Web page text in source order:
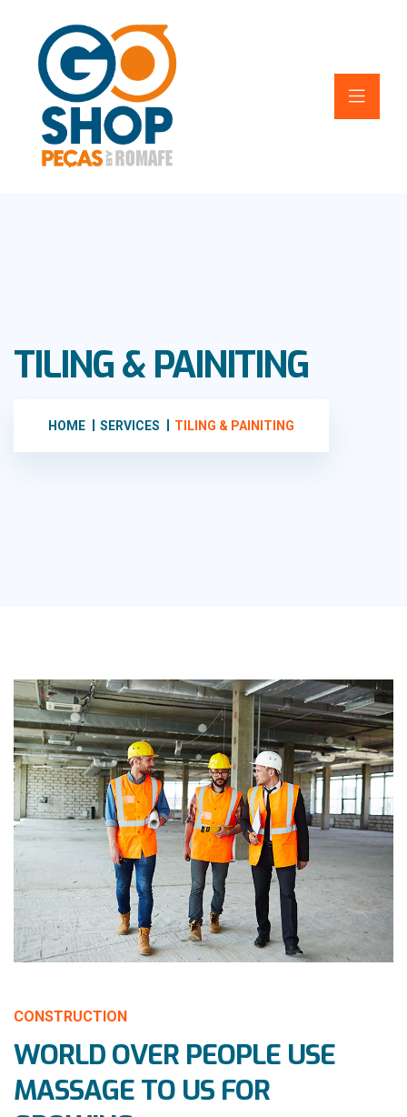
TILING & PAINITING
HOME SERVICES TILING & PAINITING
CONSTRUCTION
WORLD OVER PEOPLE USE
MASSAGE TO US FOR